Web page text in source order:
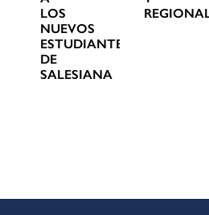
LOS
NUEVOS
ESTUDIANTES
DE
SALESIANA